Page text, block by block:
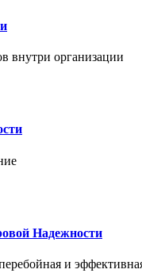
внутри организации
Надежности
и